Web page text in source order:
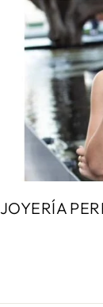
JOYERÍA